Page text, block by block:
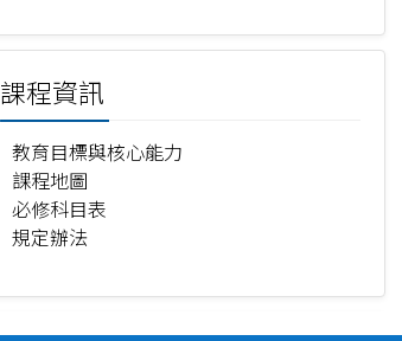
課程資訊
教育目標與核心能力
課程地圖
必修科目表
規定辦法